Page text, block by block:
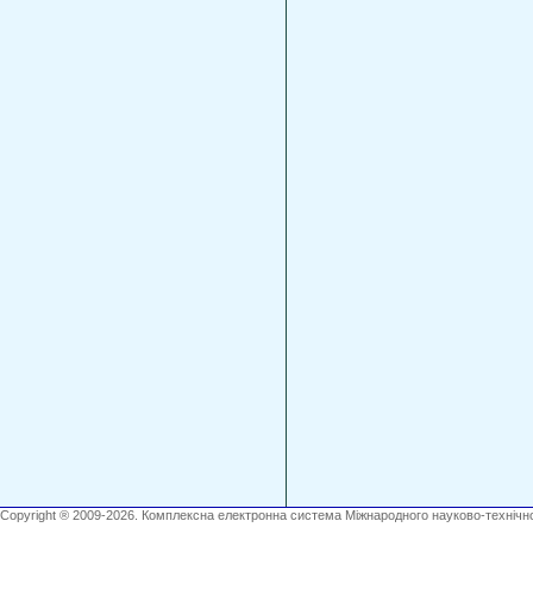
Copyright ® 2009-2026. Комплексна електронна система Міжнародного науково-